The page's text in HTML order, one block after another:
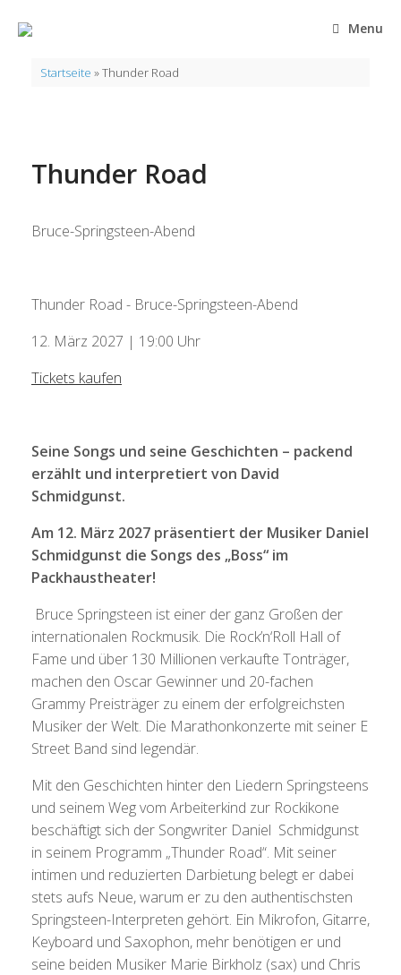
Inhalt
springen
Menu
Startseite »Thunder Road
Thunder Road
Bruce-Springsteen-Abend
Thunder Road - Bruce-Springsteen-Abend
12. März 2027 | 19:00 Uhr
Tickets kaufen
Seine Songs und seine Geschichten – packend
erzählt und interpretiert von David
Schmidgunst.
Am 12. März 2027 präsentiert der Musiker Daniel
Schmidgunst die Songs des „Boss“ im
Packhaustheater!
Bruce Springsteen ist einer der ganz Großen der
internationalen Rockmusik. Die Rock’n‘Roll Hall of
Fame und über 130 Millionen verkaufte Tonträger,
machen den Oscar Gewinner und 20-fachen
Grammy Preisträger zu einem der erfolgreichsten
Musiker der Welt. Die Marathonkonzerte mit seiner E
Street Band sind legendär.
Mit den Geschichten hinter den Liedern Springsteens
und seinem Weg vom Arbeiterkind zur Rockikone
beschäftigt sich der Songwriter Daniel Schmidgunst
in seinem Programm „Thunder Road“. Mit seiner
intimen und reduzierten Darbietung belegt er dabei
stets aufs Neue, warum er zu den authentischsten
Springsteen-Interpreten gehört. Ein Mikrofon, Gitarre,
Keyboard und Saxophon, mehr benötigen er und
seine beiden Musiker Marie Birkholz (sax) und Chris